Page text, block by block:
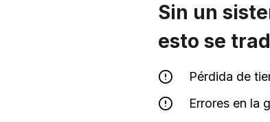
Sin un
esto se
Pérdida de
Errores en la